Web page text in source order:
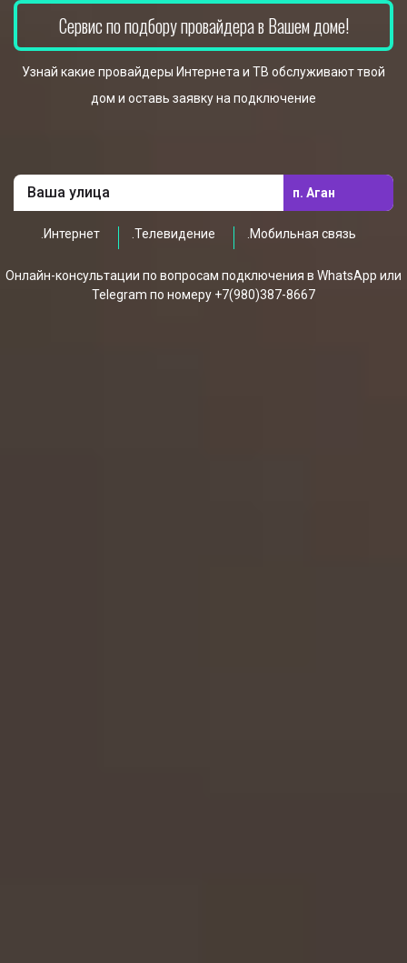
Сервис по подбору провайдера в Вашем доме!
Узнай какие провайдеры Интернета и ТВ обслуживают твой
дом и оставь заявку на подключение
п. Аган
.Интернет .Телевидение .Мобильная связь
Онлайн-консультации по вопросам подключения в WhatsApp или
Telegram по номеру +7(980)387-8667